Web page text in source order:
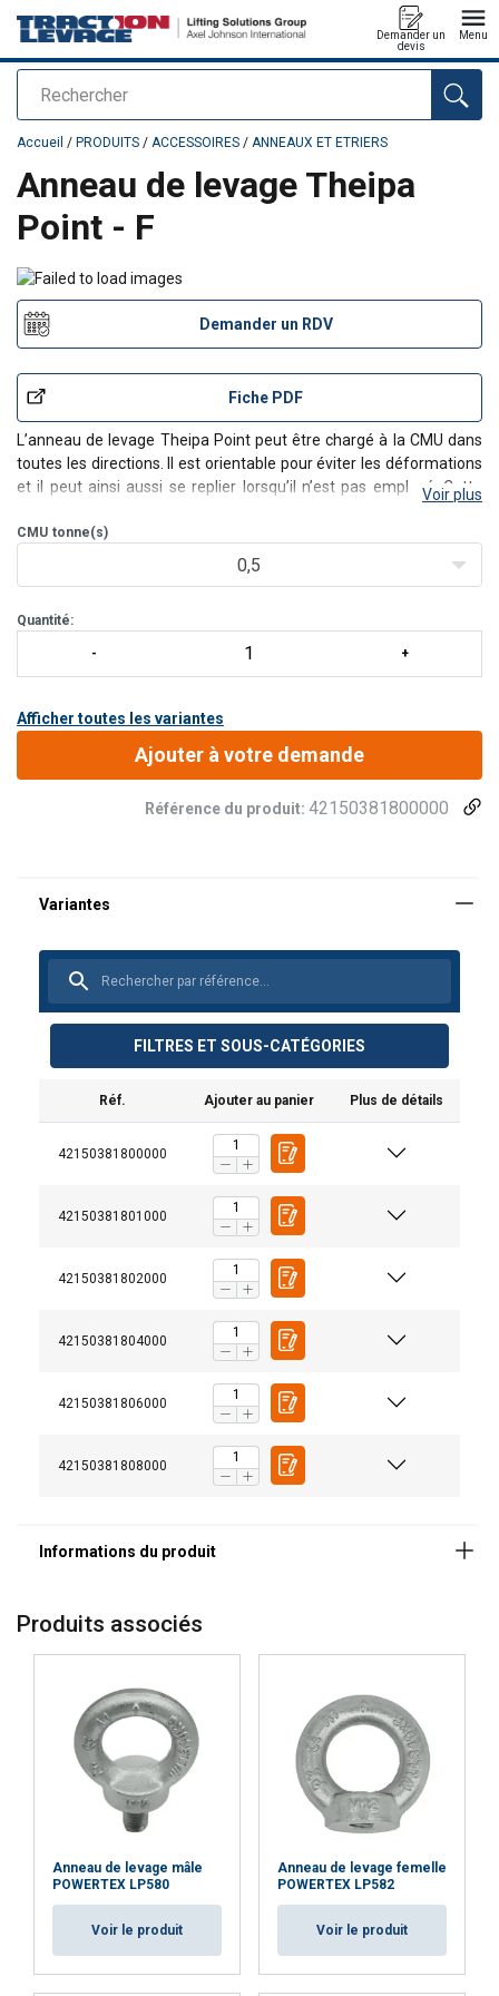
Rechercher
Demander un
devis
Menu
Ajouté au panier
Accueil / PRODUITS / ACCESSOIRES / ANNEAUX ET ETRIERS
Anneau de levage Theipa
Point - F
Demander un RDV
Fiche PDF
L’anneau de levage Theipa Point peut être chargé à la CMU dans
toutes les directions. Il est orientable pour éviter les déformations
et il peut ainsi aussi se replier lorsqu’il n’est pas employé. Cette
direction que l’effort de charge.
Voir plus
CMU tonne(s)
0,5
Quantité:
Afficher toutes les variantes
Ajouter à votre demande
Référence du produit: 42150381800000
FILTRES ET SOUS-CATÉGORIES
Réf. Ajouter au panier Plus de détails
42150381800000
42150381801000
42150381802000
42150381804000
42150381806000
42150381808000
Différentes versions et longueurs peuvent être
Matériau:
Coefficient de sécurité:
Produits associés
Anneau de levage mâle
POWERTEX LP580
Voir le produit
Anneau de levage femelle
POWERTEX LP582
Voir le produit